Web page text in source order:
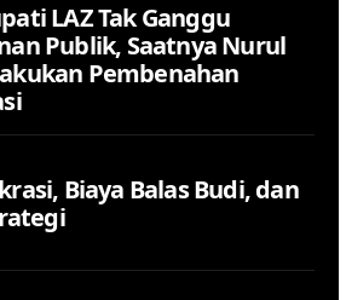
LAZ Tak Ganggu
Publik, Saatnya Nurul
Pembenahan
Biaya Balas Budi, dan